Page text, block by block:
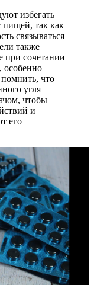
избегать
пищей, так как
связываться
также
при сочетании
особенно
что
угля
чтобы
и
его